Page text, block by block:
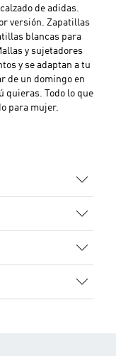
de adidas.
versión. Zapatillas
blancas para
y sujetadores
y se adaptan a tu
de un domingo en
quieras. Todo lo que
para mujer.